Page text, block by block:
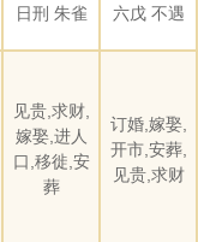
日刑 朱雀 六戊 不遇
见贵,求财,
嫁娶,进人
口,移徙,安
葬
订婚,嫁娶,
开市,安葬,
见贵,求财